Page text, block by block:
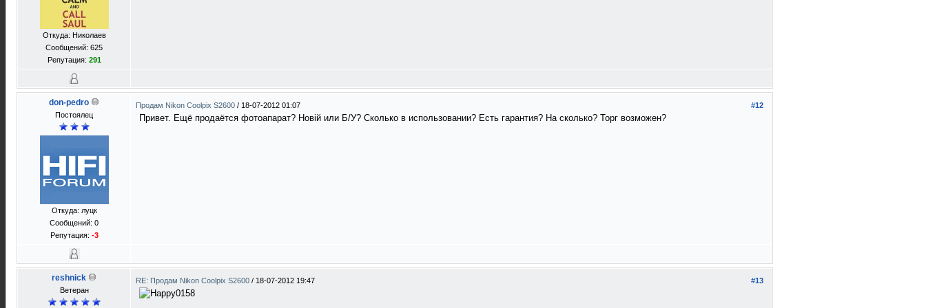
Откуда: Николаев
Сообщений: 625
Репутация: 291
don-pedro
Постоялец
Откуда: луцк
Сообщений: 0
Репутация: -3
#12
Продам Nikon Coolpix S2600 / 18-07-2012 01:07
Привет. Ещё продаётся фотоапарат? Новій или Б/У? Сколько в использовании? Есть гарантия? На сколько? Торг возможен?
reshnick
Ветеран
#13
RE: Продам Nikon Coolpix S2600 / 18-07-2012 19:47